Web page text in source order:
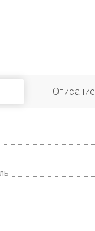
Описание